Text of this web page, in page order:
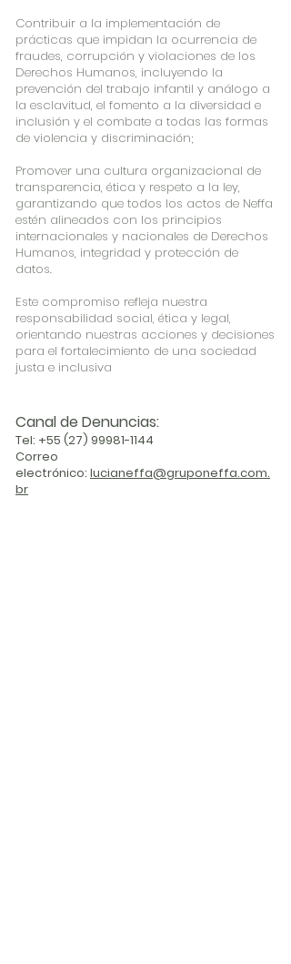
Contribuir a la implementación de
prácticas que impidan la ocurrencia de
fraudes, corrupción y violaciones de los
Derechos Humanos, incluyendo la
prevención del trabajo infantil y análogo a
la esclavitud, el fomento a la diversidad e
inclusión y el combate a todas las formas
de violencia y discriminación;
Promover una cultura organizacional de
transparencia, ética y respeto a la ley,
garantizando que todos los actos de Neffa
estén alineados con los principios
internacionales y nacionales de Derechos
Humanos, integridad y protección de
datos.
Este compromiso refleja nuestra
responsabilidad social, ética y legal,
orientando nuestras acciones y decisiones
para el fortalecimiento de una sociedad
justa e inclusiva
Canal de Denuncias:
Tel: +55 (27) 99981-1144
Correo
electrónico: lucianeffa@gruponeffa.com.
br